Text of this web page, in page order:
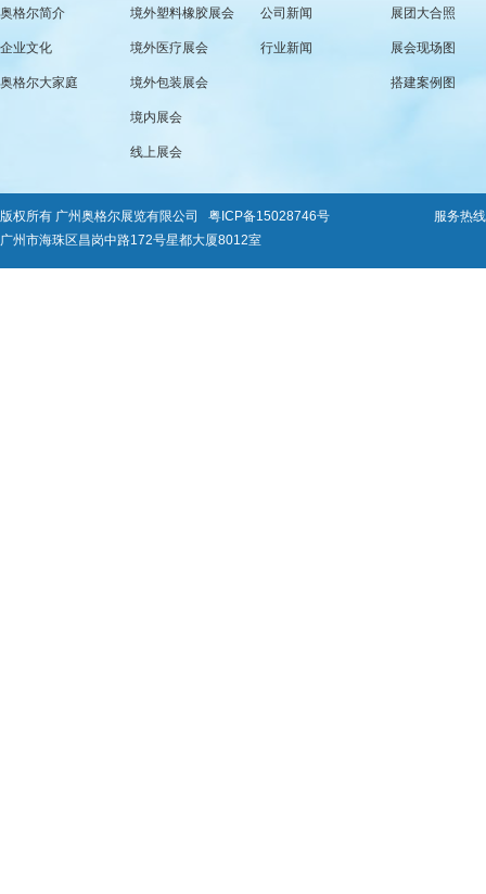
奥格尔简介
企业文化
奥格尔大家庭
境外塑料橡胶展会
境外医疗展会
境外包装展会
境内展会
线上展会
公司新闻
行业新闻
展团大合照
展会现场图
搭建案例图
版权所有 广州奥格尔展览有限公司 粤ICP备15028746号
服务热
广州市海珠区昌岗中路172号星都大厦8012室